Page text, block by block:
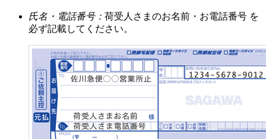
氏名・電話番号： 荷受人さまのお名前・お電話番号 を
必ず記載してください。